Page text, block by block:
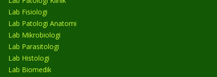
Lab Fisiologi
Lab Patologi Anatomi
Lab Mikrobiologi
Lab Parasitologi
Lab Histologi
Lab Biomedik